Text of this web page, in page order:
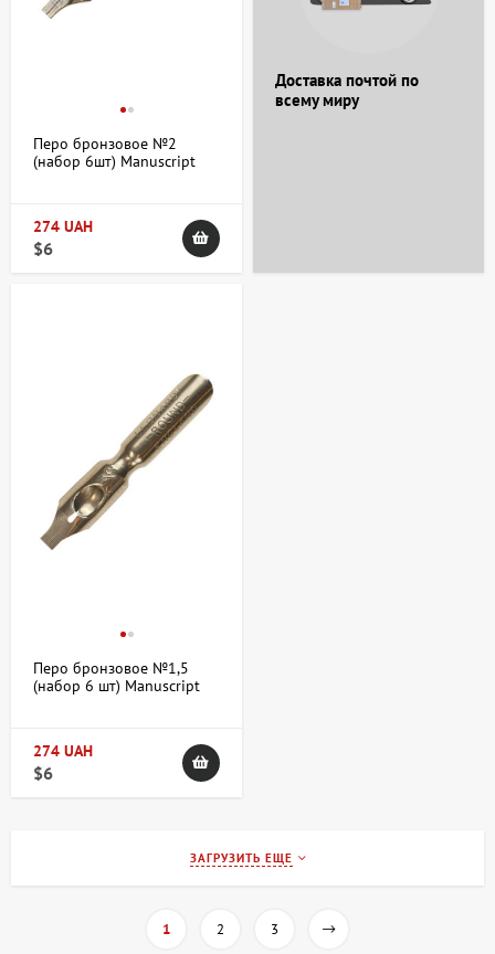
Перо бронзовое №2
(набор 6шт) Manuscript
274 UAH
$6
Доставка почтой по
всему миру
Перо бронзовое №1,5
(набор 6 шт) Manuscript
274 UAH
$6
ЗАГРУЗИТЬ ЕЩЕ
1 2 3